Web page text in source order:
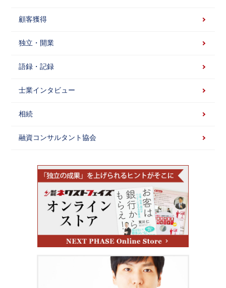
顧客獲得
独立・開業
語録・記録
士業インタビュー
相続
融資コンサルタント協会